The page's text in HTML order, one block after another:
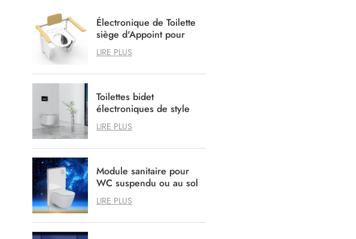
Électronique de Toilette
siège d'Appoint pour
Agedcare Handicapées
des soins de santé
LIRE PLUS
Toilettes bidet
électroniques de style
allemand avec système
de chasse d'eau
encastré en option
LIRE PLUS
Module sanitaire pour
WC suspendu ou au sol
LIRE PLUS